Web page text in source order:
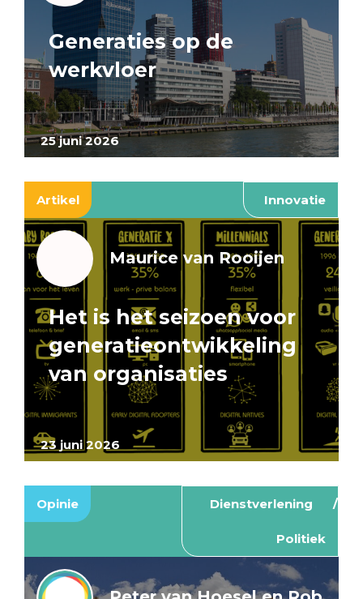
25 juni 2026
Generaties op de
werkvloer
Artikel Innovatie
23 juni 2026
Maurice van Rooijen
Het is het seizoen voor
generatieontwikkeling
van organisaties
Opinie Dienstverlening
Politiek